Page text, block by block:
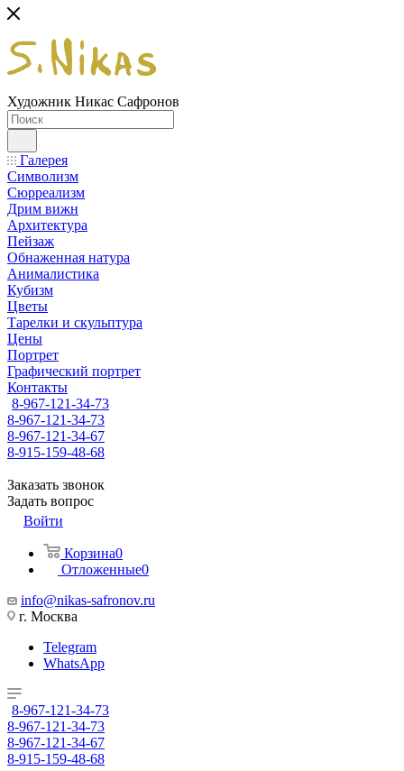
Художник Никас Сафронов
Галерея
Символизм
Сюрреализм
Дрим вижн
Архитектура
Пейзаж
Обнаженная натура
Анималистика
Кубизм
Цветы
Тарелки и скульптура
Цены
Портрет
Графический портрет
Контакты
8-967-121-34-73
8-967-121-34-73
8-967-121-34-67
8-915-159-48-68
Заказать звонок
Задать вопрос
Войти
Корзина0
Отложенные0
info@nikas-safronov.ru
г. Москва
Telegram
WhatsApp
8-967-121-34-73
8-967-121-34-73
8-967-121-34-67
8-915-159-48-68